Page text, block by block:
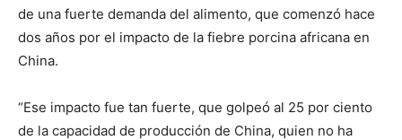
de una fuerte demanda del alimento, que comenzó hace
dos años por el impacto de la fiebre porcina africana en
China.
“Ese impacto fue tan fuerte, que golpeó al 25 por ciento
de la capacidad de producción de China, quien no ha